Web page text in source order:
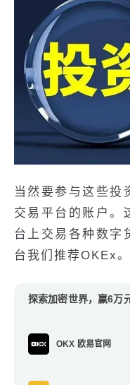
当然要参与这些投
交易平台的账户。
台上交易各种数字
台我们推荐OKEx。
探索加密世界，赢6万
OKX 欧易官网